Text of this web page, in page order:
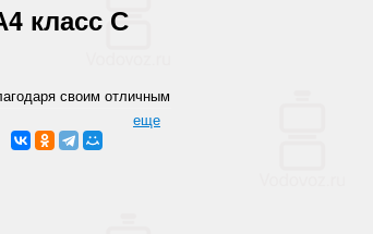
класс С
своим отличным
еще